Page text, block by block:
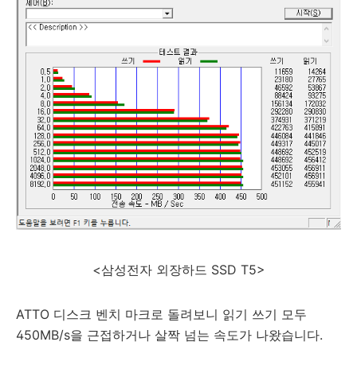
<삼성전자 외장하드 SSD T5>
ATTO 디스크 벤치 마크로 돌려보니 읽기 쓰기 모두
450MB/s을 근접하거나 살짝 넘는 속도가 나왔습니다.